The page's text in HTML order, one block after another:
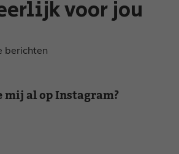
voor jou
berichten
mij al op Instagram?